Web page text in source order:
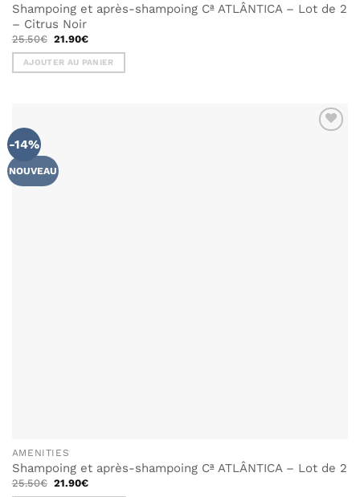
Shampoing et après-shampoing Cª ATLÂNTICA – Lot de 2
– Citrus Noir
25.50€ Le
initial
était :
25.50€.
21.90€Le
actuel
est :
21.90€.
AJOUTER AU PANIER
-14%
NOUVEAU
AMENITIES
Shampoing et après-shampoing Cª ATLÂNTICA – Lot de 2
25.50€ Le
21.90€Le